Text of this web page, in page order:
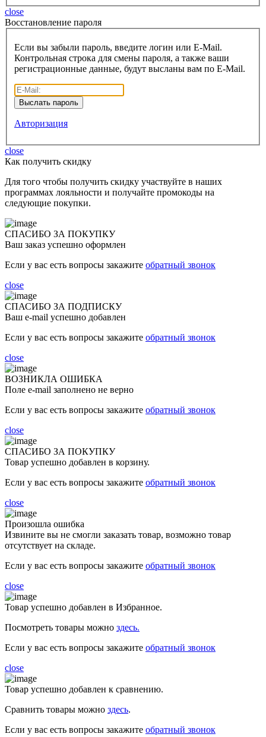
close
Восcтановление пароля
Если вы забыли пароль, введите логин или E-Mail.
Контрольная строка для смены пароля, а также ваши
регистрационные данные, будут высланы вам по E-Mail.
Авторизация
close
Как получить скидку
Для того чтобы получить скидку участвуйте в наших
программах лояльности и получайте промокоды на
следующие покупки.
СПАСИБО ЗА ПОКУПКУ
Ваш заказ успешно оформлен
Если у вас есть вопросы закажите обратный звонок
close
СПАСИБО ЗА ПОДПИСКУ
Ваш e-mail успешно добавлен
Если у вас есть вопросы закажите обратный звонок
close
ВОЗНИКЛА ОШИБКА
Поле e-mail заполнено не верно
Если у вас есть вопросы закажите обратный звонок
close
СПАСИБО ЗА ПОКУПКУ
Товар успешно добавлен в корзину.
Если у вас есть вопросы закажите обратный звонок
close
Произошла ошибка
Извините вы не смогли заказать товар, возможно товар
отсутствует на складе.
Если у вас есть вопросы закажите обратный звонок
close
Товар успешно добавлен в Избранное.
Посмотреть товары можно здесь.
Если у вас есть вопросы закажите обратный звонок
close
Товар успешно добавлен к сравнению.
Сравнить товары можно здесь.
Если у вас есть вопросы закажите обратный звонок